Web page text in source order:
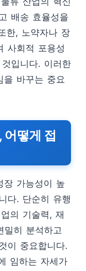
배송 효율성을
한, 노약자나 장
사회적 포용성
입니다. 이러한
을 바꾸는 중요
어떻게 접
장 가능성이 높
다. 단순히 유행
의 기술력, 재
히 분석하고
이 중요합니다.
임하는 자세가